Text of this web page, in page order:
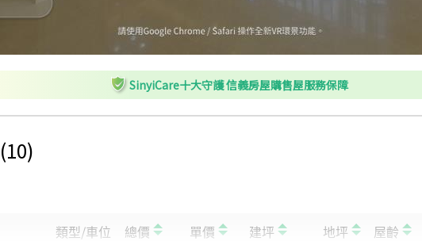
SinyiCare十大守護 信義房屋購售屋服務保障
(10)